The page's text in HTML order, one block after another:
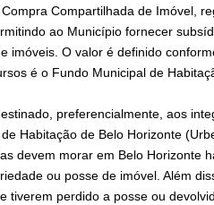
Compartilhada de Imóvel,
ao Município fornecer
imóveis. O valor é definido
é o Fundo Municipal de
preferencialmente, aos
Habitação de Belo Horizonte
devem morar em Belo Horizonte
ou posse de imóvel. Além
tiverem perdido a posse ou